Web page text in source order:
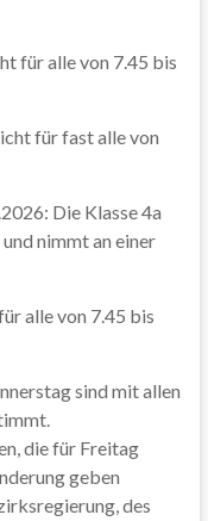
für alle von 7.45 bis
für fast alle von
Die Klasse 4a
nimmt an einer
alle von 7.45 bis
sind mit allen
die für Freitag
geben
des